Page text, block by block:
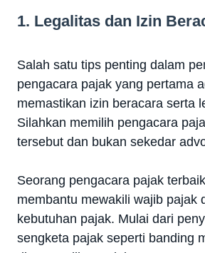
1. Legalitas dan Izin
Salah satu tips penting dalam
pengacara pajak yang pertama
memastikan izin beracara serta
Silahkan memilih pengacara
tersebut dan bukan sekedar
Seorang pengacara pajak
membantu mewakili wajib pajak
kebutuhan pajak. Mulai dari
sengketa pajak seperti banding